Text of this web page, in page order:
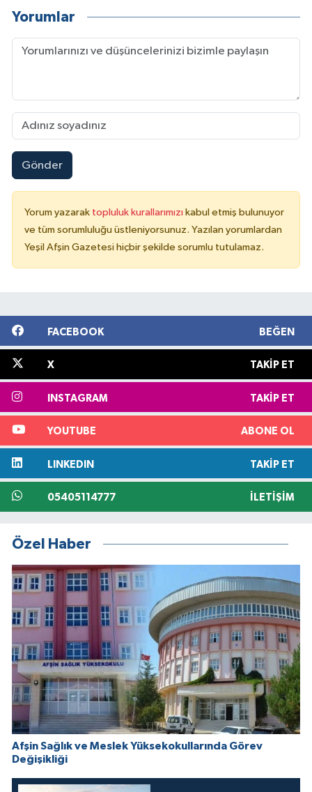
Yorumlar
Gönder
Yorum yazarak topluluk kurallarımızı kabul etmiş bulunuyor
ve tüm sorumluluğu üstleniyorsunuz. Yazılan yorumlardan
Yeşil Afşin Gazetesi hiçbir şekilde sorumlu tutulamaz.
FACEBOOK BEĞEN
X TAKIP ET
INSTAGRAM TAKIP ET
YOUTUBE ABONE OL
LINKEDIN TAKIP ET
05405114777 İLETIŞIM
Özel Haber
Afşin Sağlık ve Meslek Yüksekokullarında Görev
Değişikliği